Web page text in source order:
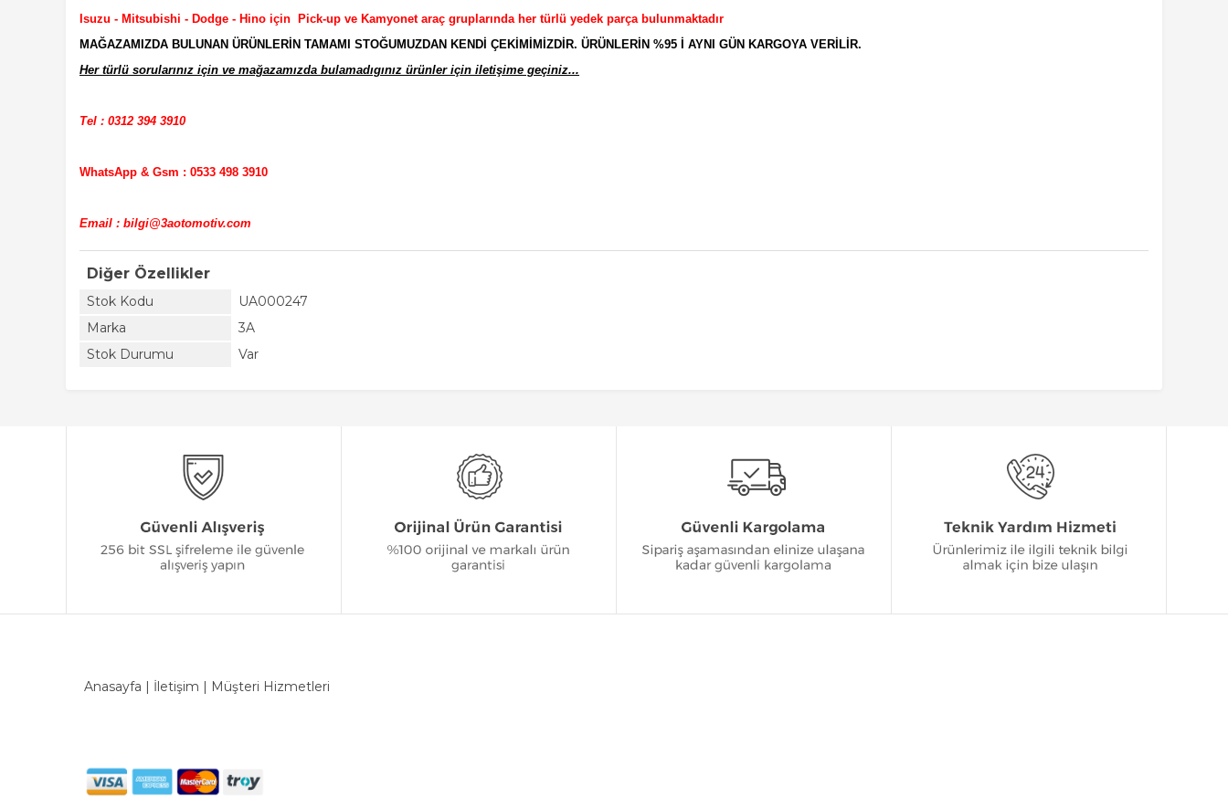
Isuzu - Mitsubishi - Dodge - Hino için Pick-up ve Kamyonet araç gruplarında her türlü yedek parça bulunmaktadır
MAĞAZAMIZDA BULUNAN ÜRÜNLERİN TAMAMI STOĞUMUZDAN KENDİ ÇEKİMİMİZDİR. ÜRÜNLERİN %95 İ AYNI GÜN KARGOYA VERİLİR.
Her türlü sorularınız için ve mağazamızda bulamadıgınız ürünler için iletişime geçiniz...
Tel : 0312 394 3910
WhatsApp & Gsm : 0533 498 3910
Email : bilgi@3aotomotiv.com
Diğer Özellikler
Stok Kodu
UA000247
Marka
3A
Stok Durumu
Var
Anasayfa | İletişim | Müşteri Hizmetleri